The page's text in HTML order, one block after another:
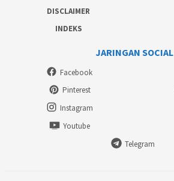
DISCLAIMER
INDEKS
JARINGAN SOCIAL
Facebook
Pinterest
Instagram
Youtube
Telegram